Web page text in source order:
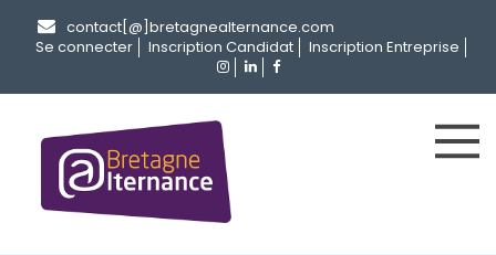
contact[@]bretagnealternance.com
Se connecter
Inscription Candidat Inscription Entreprise